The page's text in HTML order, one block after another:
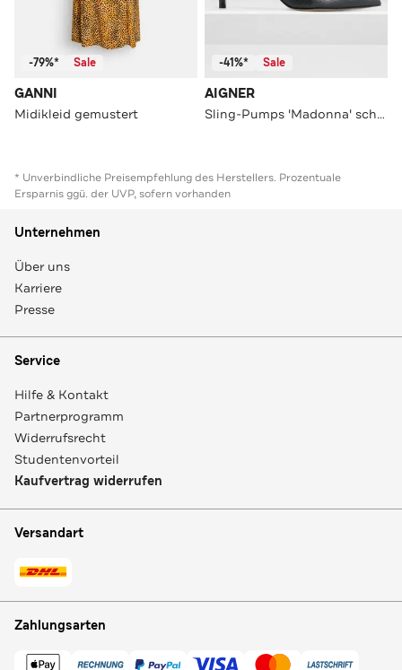
-79%* Sale
GANNI
Midikleid gemustert
-41%* Sale
AIGNER
Sling-Pumps 'Madonna' schwarz
* Unverbindliche Preisempfehlung des Herstellers. Prozentuale
Ersparnis ggü. der UVP, sofern vorhanden
Unternehmen
Über uns
Karriere
Presse
Service
Hilfe & Kontakt
Partnerprogramm
Widerrufsrecht
Studentenvorteil
Kaufvertrag widerrufen
Versandart
Zahlungsarten